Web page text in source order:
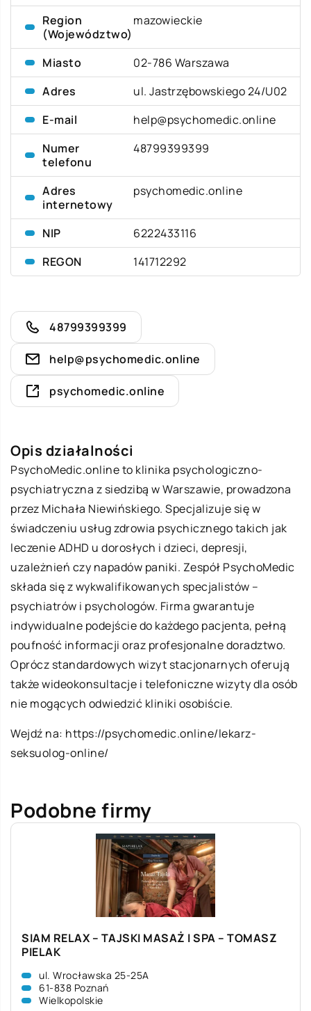
Region
(Województwo)
mazowieckie
Miasto
02-786 Warszawa
Adres
ul. Jastrzębowskiego 24/U02
E-mail
help@psychomedic.online
Numer
telefonu
48799399399
Adres
internetowy
psychomedic.online
NIP
6222433116
REGON
141712292
48799399399
help@psychomedic.online
psychomedic.online
Opis działalności
PsychoMedic.online to klinika psychologiczno-
psychiatryczna z siedzibą w Warszawie, prowadzona
przez Michała Niewińskiego. Specjalizuje się w
świadczeniu usług zdrowia psychicznego takich jak
leczenie ADHD u dorosłych i dzieci, depresji,
uzależnień czy napadów paniki. Zespół PsychoMedic
składa się z wykwalifikowanych specjalistów –
psychiatrów i psychologów. Firma gwarantuje
indywidualne podejście do każdego pacjenta, pełną
poufność informacji oraz profesjonalne doradztwo.
Oprócz standardowych wizyt stacjonarnych oferują
także wideokonsultacje i telefoniczne wizyty dla osób
nie mogących odwiedzić kliniki osobiście.
Wejdź na: https://psychomedic.online/lekarz-
seksuolog-online/
Podobne firmy
SIAM RELAX – TAJSKI MASAŻ I SPA – TOMASZ
PIELAK
ul. Wrocławska 25-25A
61-838 Poznań
Wielkopolskie